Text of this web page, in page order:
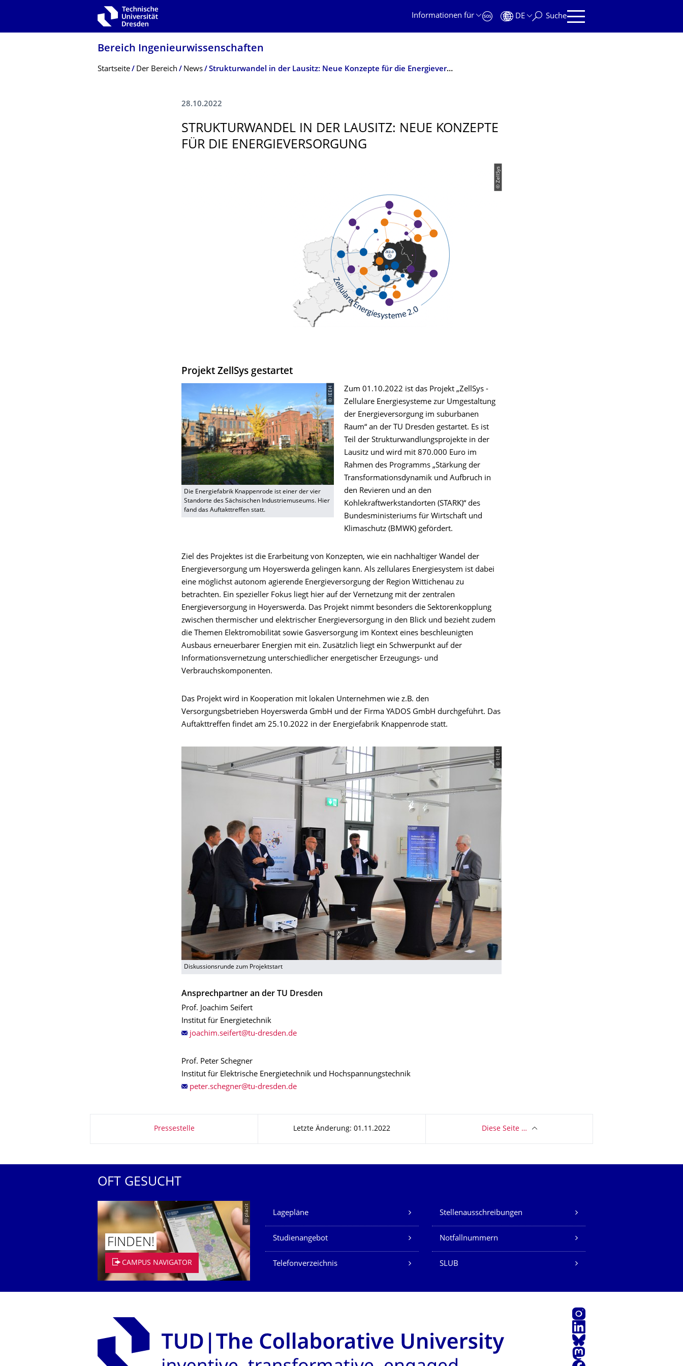
Zur Hauptnavigation springen
Informationen für
DE Suche
Bereich Ingenieur­wissen­schaften
Breadcrumb-Menü
Startseite Der Bereich News Strukturwandel in der Lausitz: Neue Konzepte für die Energieversorgung
28.10.2022
STRUKTURWANDEL IN DER LAUSITZ: NEUE KONZEPTE
FÜR DIE ENERGIEVERSOR­GUNG
© ZellSys
Projekt ZellSys gestartet
© IEEH
Die Energiefabrik Knappenrode ist einer der vier
Standorte des Sächsischen Industriemuseums. Hier
fand das Auftakttreffen statt.
Zum 01.10.2022 ist das Projekt „ZellSys -
Zellulare Energiesysteme zur Umgestaltung
der Energieversorgung im suburbanen
Raum“ an der TU Dresden gestartet. Es ist
Teil der Strukturwandlungsprojekte in der
Lausitz und wird mit 870.000 Euro im
Rahmen des Programms „Stärkung der
Transformationsdynamik und Aufbruch in
den Revieren und an den
Kohlekraftwerkstandorten (STARK)“ des
Bundesministeriums für Wirtschaft und
Klimaschutz (BMWK) gefördert.
Ziel des Projektes ist die Erarbeitung von Konzepten, wie ein nachhaltiger Wandel der
Energieversorgung um Hoyerswerda gelingen kann. Als zellulares Energiesystem ist dabei
eine möglichst autonom agierende Energieversorgung der Region Wittichenau zu
betrachten. Ein spezieller Fokus liegt hier auf der Vernetzung mit der zentralen
Energieversorgung in Hoyerswerda. Das Projekt nimmt besonders die Sektorenkopplung
zwischen thermischer und elektrischer Energieversorgung in den Blick und bezieht zudem
die Themen Elektromobilität sowie Gasversorgung im Kontext eines beschleunigten
Ausbaus erneuerbarer Energien mit ein. Zusätzlich liegt ein Schwerpunkt auf der
Informationsvernetzung unterschiedlicher energetischer Erzeugungs- und
Verbrauchskomponenten.
Das Projekt wird in Kooperation mit lokalen Unternehmen wie z.B. den
Versorgungsbetrieben Hoyerswerda GmbH und der Firma YADOS GmbH durchgeführt. Das
Auftakttreffen findet am 25.10.2022 in der Energiefabrik Knappenrode statt.
© IEEH
Diskussionsrunde zum Projektstart
Ansprechpartner an der TU Dresden
Prof. Joachim Seifert
Institut für Energietechnik
Prof. Peter Schegner
Institut für Elektrische Energietechnik und Hochspannungstechnik
Pressestelle Letzte Änderung: 01.11.2022 Diese Seite …
OFT GESUCHT
© placit
FINDEN!
CAMPUS NAVIGATOR
Unsere Dienste
Lagepläne Stellenausschreibungen
Studienangebot Notfallnummern
Telefonverzeichnis SLUB
Instagram
LinkedIn
Bluesky
Mastodon